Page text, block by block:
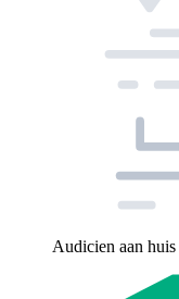
Audicien aan huis